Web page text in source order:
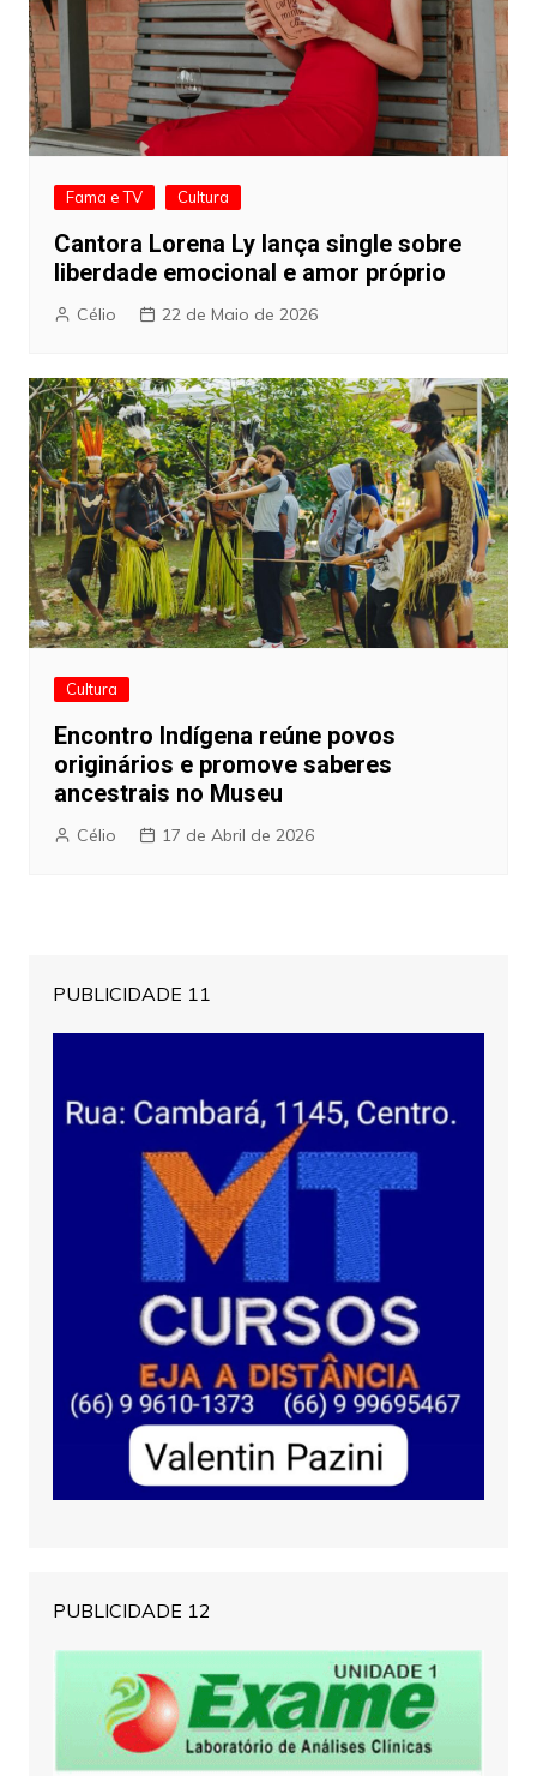
Fama e TV Cultura
Cantora Lorena Ly lança single sobre
liberdade emocional e amor próprio
Célio 22 de Maio de 2026
Cultura
Encontro Indígena reúne povos
originários e promove saberes
ancestrais no Museu
Célio 17 de Abril de 2026
PUBLICIDADE 11
PUBLICIDADE 12